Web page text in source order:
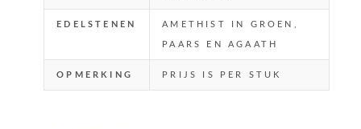
EDELSTENEN AMETHIST IN GROEN,
PAARS EN AGAATH
OPMERKING PRIJS IS PER STUK